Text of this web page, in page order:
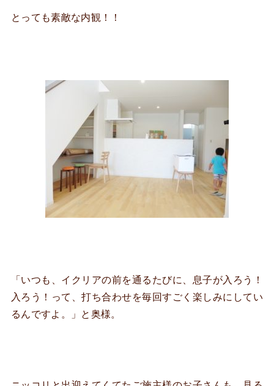
とっても素敵な内観！！
「いつも、イクリアの前を通るたびに、息子が入ろう！
入ろう！って、打ち合わせを毎回すごく楽しみにしてい
るんですよ。」と奥様。